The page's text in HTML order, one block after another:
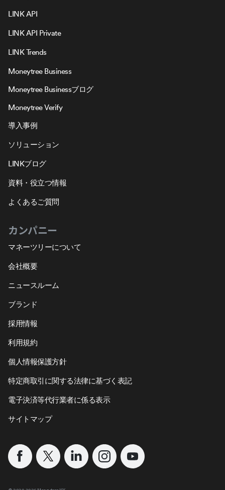
LINK API
LINK API Private
LINK Trends
Moneytree Business
Moneytree Businessブログ
Moneytree Verify
導入事例
ソリューション
LINKブログ
資料・役立つ情報
よくあるご質問
カンパニー
マネーツリーについて
会社概要
ニュースルーム
ブランド
採用情報
利用規約
個人情報保護方針
特定商取引に関する法律に基づく表記
電子決済等代行業者に係る表示
サイトマップ